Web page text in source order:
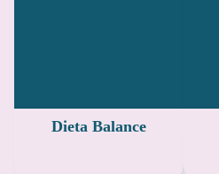
Dieta Balance